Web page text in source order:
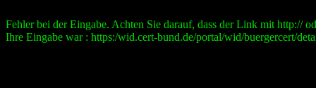
Fehler bei der Eingabe. Achten Sie darauf, dass der Link mit http://
Ihre Eingabe war : https:/wid.cert-bund.de/portal/wid/buergercert/